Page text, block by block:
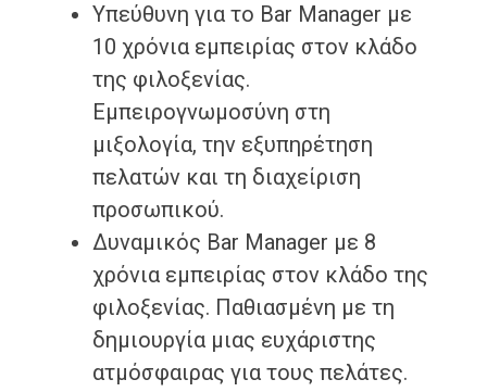
Υπεύθυνη για το Bar Manager με
10 χρόνια εμπειρίας στον κλάδο
της φιλοξενίας.
Εμπειρογνωμοσύνη στη
μιξολογία, την εξυπηρέτηση
πελατών και τη διαχείριση
προσωπικού.
Δυναμικός Bar Manager με 8
χρόνια εμπειρίας στον κλάδο της
φιλοξενίας. Παθιασμένη με τη
δημιουργία μιας ευχάριστης
ατμόσφαιρας για τους πελάτες.